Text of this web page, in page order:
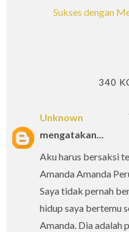
Sukses dengan
340
Unknown
mengatakan...
Aku harus bersaksi
Amanda Amanda
Saya tidak pernah
hidup saya bertemu
Amanda. Dia adalah